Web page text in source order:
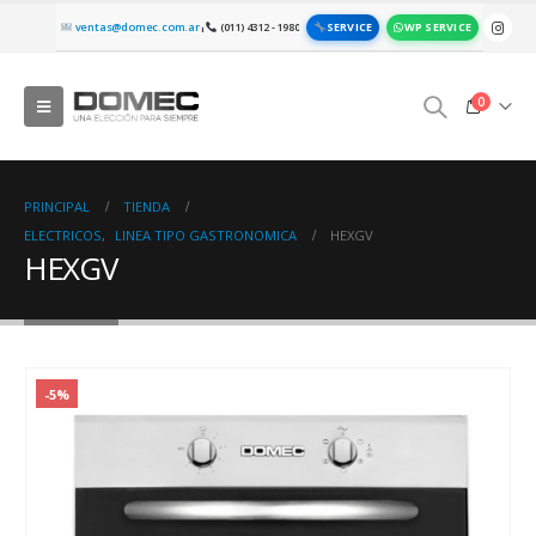
ventas@domec.com.ar| (011) 4312 - 1980 SERVICE WP SERVICE
0
PRINCIPAL
TIENDA
ELECTRICOS, LINEA TIPO GASTRONOMICA HEXGV
HEXGV
-5%